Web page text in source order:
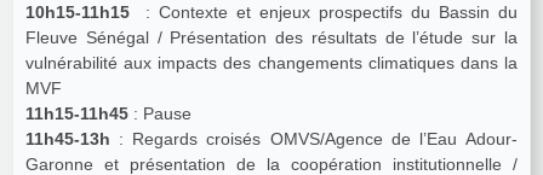
10h15-11h15
: Contexte et enjeux prospectifs du Bassin du
Fleuve Sénégal / Présentation des résultats de l’étude sur la
vulnérabilité aux impacts des changements climatiques dans la
MVF
11h15-11h45 : Pause
11h45-13h : Regards croisés OMVS/Agence de l’Eau Adour-
Garonne et présentation de la coopération institutionnelle /